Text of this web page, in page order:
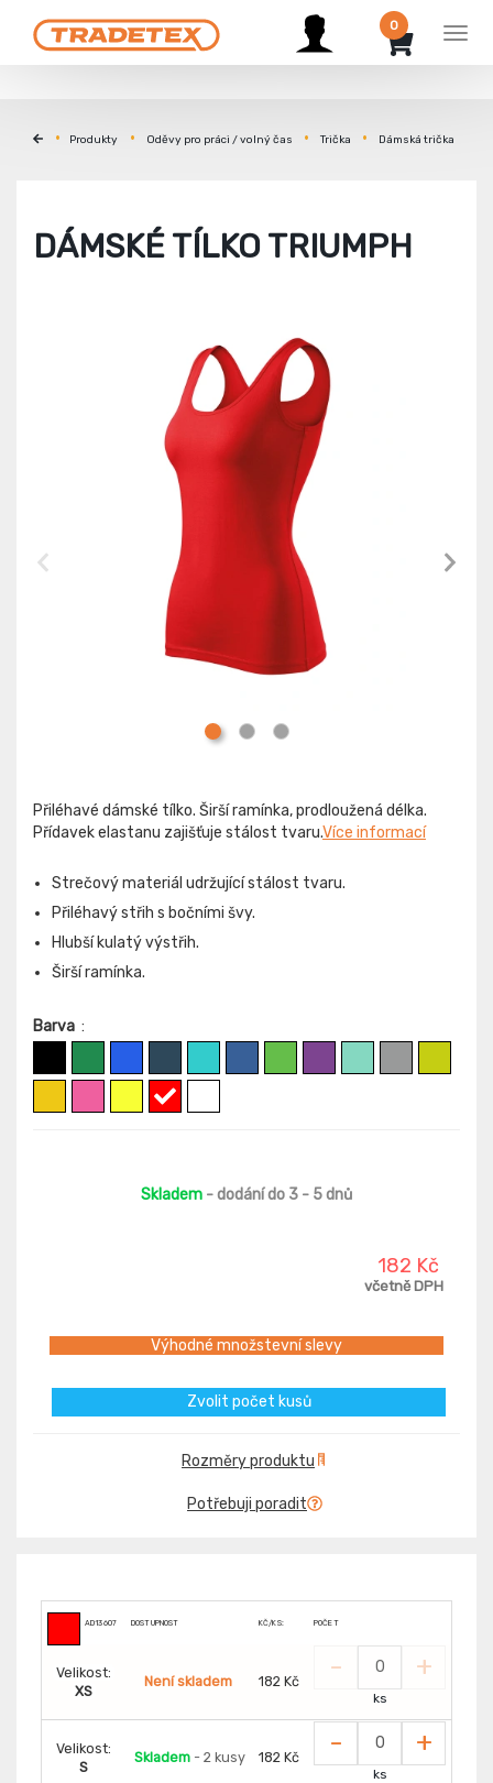
0
Produkty Oděvy pro práci / volný čas Trička Dámská trička
DÁMSKÉ TÍLKO TRIUMPH
Přiléhavé dámské tílko. Širší ramínka, prodloužená délka.
Přídavek elastanu zajišťuje stálost tvaru.Více informací
Strečový materiál udržující stálost tvaru.
Přiléhavý střih s bočními švy.
Hlubší kulatý výstřih.
Širší ramínka.
Barva :
Skladem - dodání do 3 - 5 dnů
182 Kč
včetně DPH
Výhodné množstevní slevy
Zvolit počet kusů
Rozměry produktu
Potřebuji poradit
AD13607 DOSTUPNOST KČ/KS: POČET
Velikost:
XS
Není skladem 182 Kč - +
ks
Velikost:
S
Skladem - 2 kusy 182 Kč - +
ks